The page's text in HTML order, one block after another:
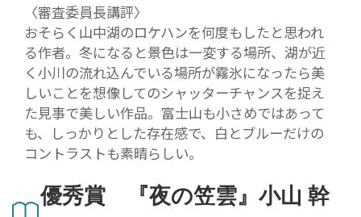
〈審査委員長講評〉
おそらく山中湖のロケハンを何度もしたと思われ
る作者。冬になると景色は一変する場所、湖が近
く小川の流れ込んでいる場所が霧氷になったら美
しいことを想像してのシャッターチャンスを捉え
た見事で美しい作品。富士山も小さめではあって
も、しっかりとした存在感で、白とブルーだけの
コントラストも素晴らしい。
優秀賞 『夜の笠雲』小山 幹